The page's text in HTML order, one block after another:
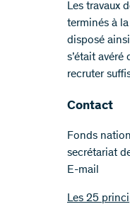
Les travaux
terminés à
disposé
s’était
recruter
Contact
Fonds
secrétariat
E-mail
Les 25